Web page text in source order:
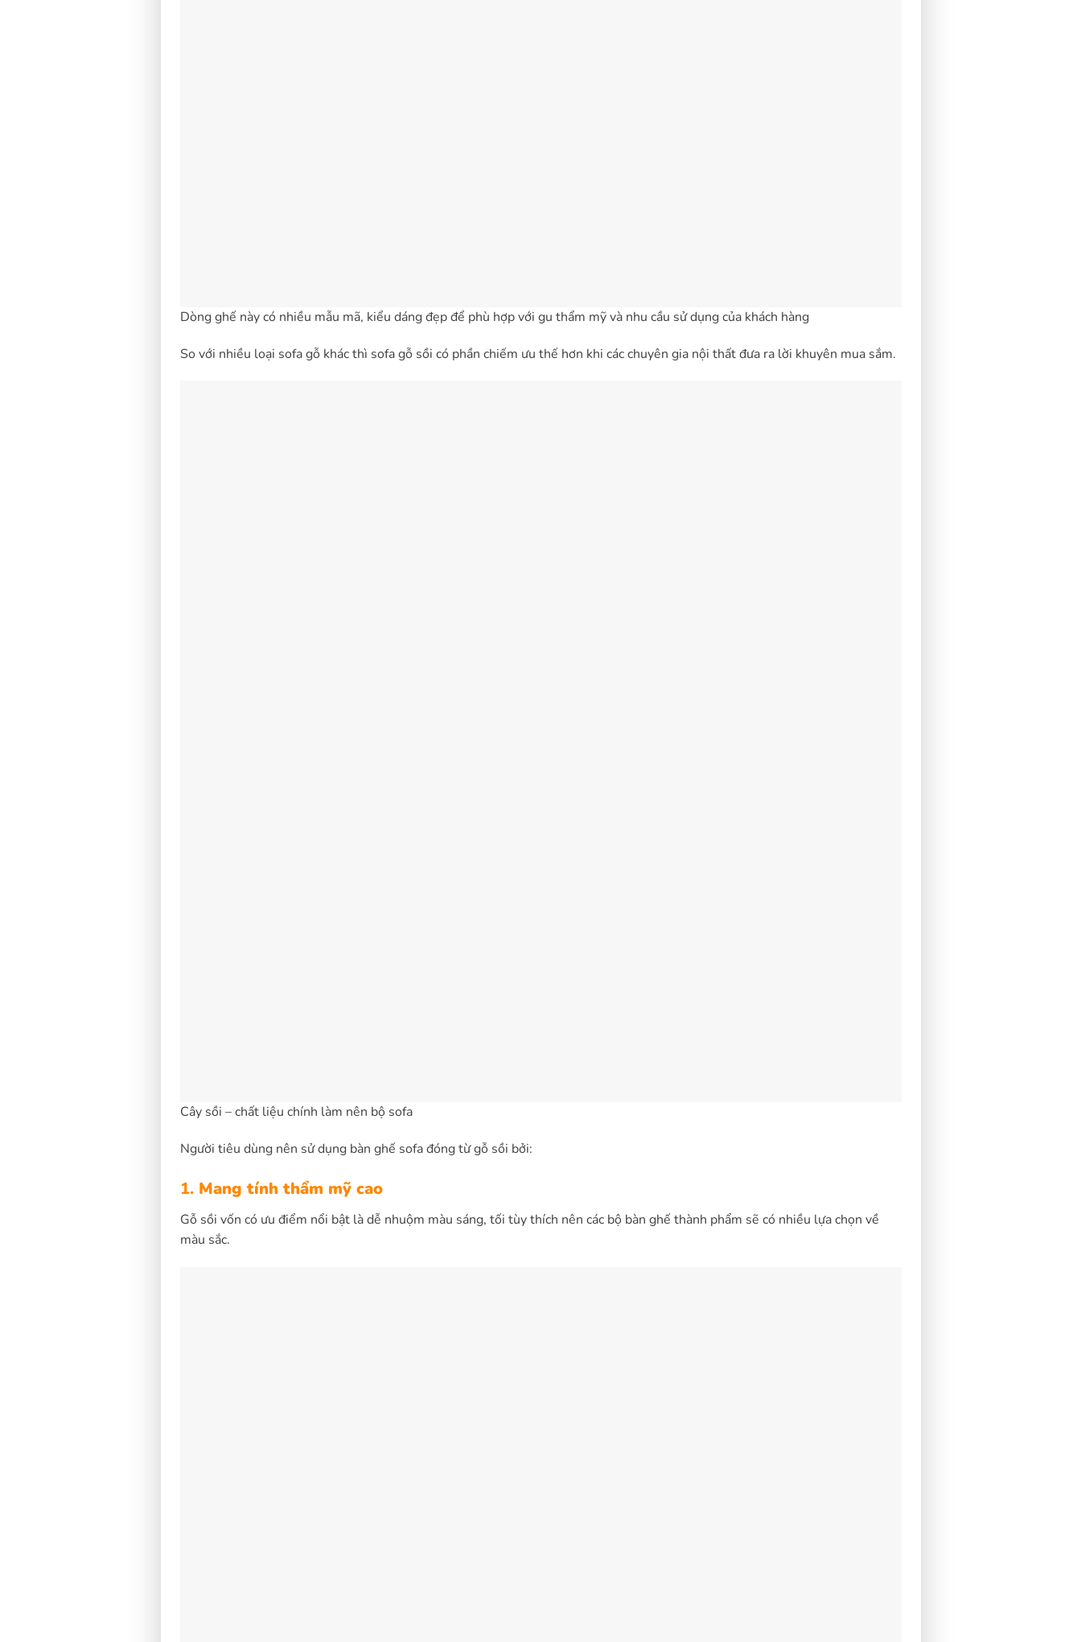
Dòng ghế này có nhiều mẫu mã, kiểu dáng đẹp để phù hợp với gu thẩm mỹ và nhu cầu sử dụng của khách hàng
So với nhiều loại sofa gỗ khác thì sofa gỗ sồi có phần chiếm ưu thế hơn khi các chuyên gia nội thất đưa ra lời khuyên mua sắm.
Cây sồi – chất liệu chính làm nên bộ sofa
Người tiêu dùng nên sử dụng bàn ghế sofa đóng từ gỗ sồi bởi:
1. Mang tính thẩm mỹ cao
Gỗ sồi vốn có ưu điểm nổi bật là dễ nhuộm màu sáng, tối tùy thích nên các bộ bàn ghế thành phẩm sẽ có nhiều lựa chọn về
màu sắc.